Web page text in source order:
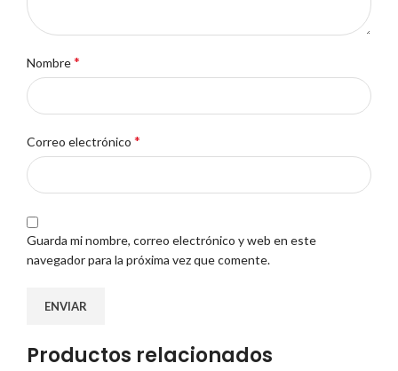
Nombre*
Correo electrónico *
Guarda mi nombre, correo electrónico y web en este
navegador para la próxima vez que comente.
Productos relacionados